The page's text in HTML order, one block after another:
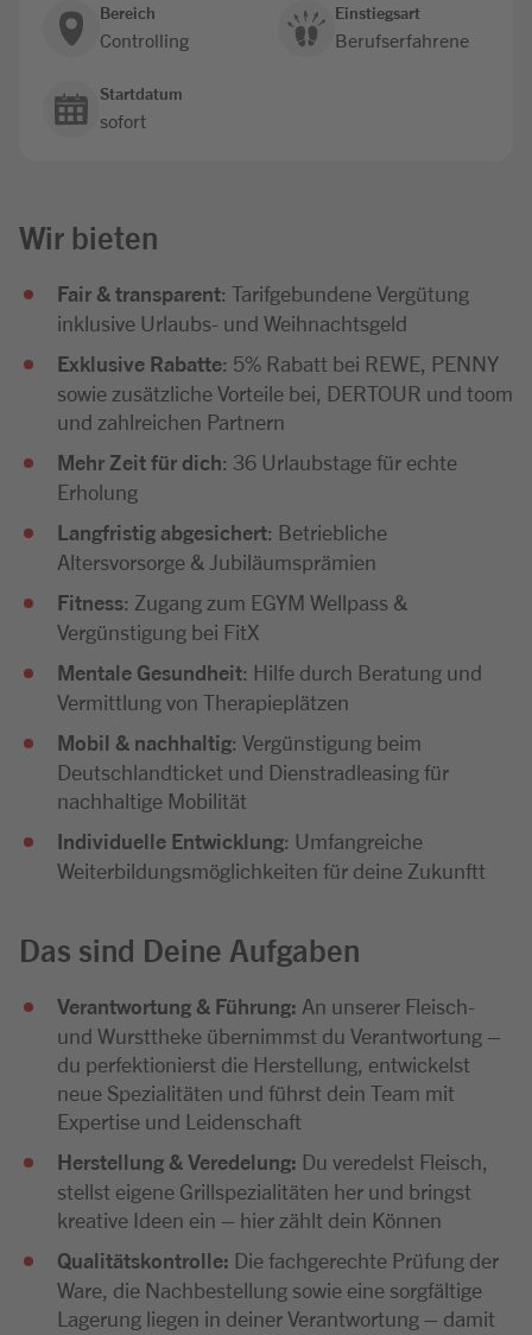
Bereich
Controlling
Einstiegsart
Berufserfahrene
Startdatum
sofort
Wir bieten
Fair & transparent: Tarifgebundene Vergütung
inklusive Urlaubs- und Weihnachtsgeld
Exklusive Rabatte: 5% Rabatt bei REWE, PENNY
sowie zusätzliche Vorteile bei, DERTOUR und toom
und zahlreichen Partnern
Mehr Zeit für dich: 36 Urlaubstage für echte
Erholung
Langfristig abgesichert: Betriebliche
Altersvorsorge & Jubiläumsprämien
Fitness: Zugang zum EGYM Wellpass &
Vergünstigung bei FitX
Mentale Gesundheit: Hilfe durch Beratung und
Vermittlung von Therapieplätzen
Mobil & nachhaltig: Vergünstigung beim
Deutschlandticket und Dienstradleasing für
nachhaltige Mobilität
Individuelle Entwicklung: Umfangreiche
Weiterbildungsmöglichkeiten für deine Zukunftt
Das sind Deine Aufgaben
Verantwortung & Führung: An unserer Fleisch-
und Wursttheke übernimmst du Verantwortung –
du perfektionierst die Herstellung, entwickelst
neue Spezialitäten und führst dein Team mit
Expertise und Leidenschaft
Herstellung & Veredelung: Du veredelst Fleisch,
stellst eigene Grillspezialitäten her und bringst
kreative Ideen ein – hier zählt dein Können
Qualitätskontrolle: Die fachgerechte Prüfung der
Ware, die Nachbestellung sowie eine sorgfältige
Lagerung liegen in deiner Verantwortung – damit